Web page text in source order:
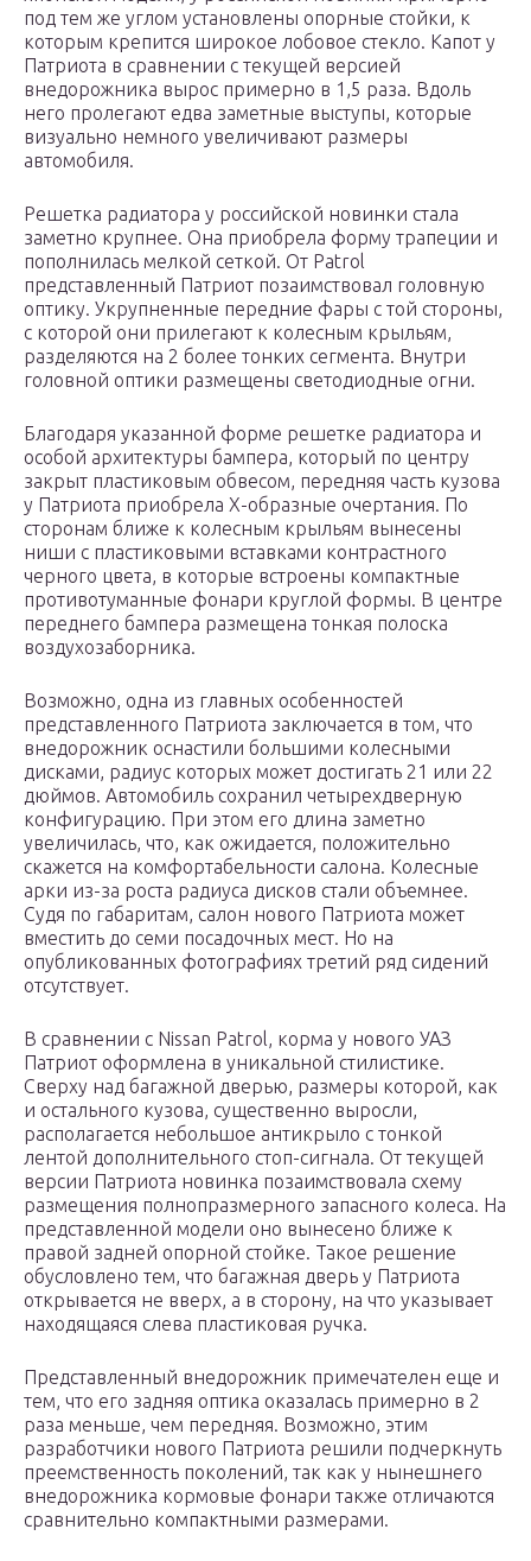
под тем же углом установлены опорные стойки, к
которым крепится широкое лобовое стекло. Капот у
Патриота в сравнении с текущей версией
внедорожника вырос примерно в 1,5 раза. Вдоль
него пролегают едва заметные выступы, которые
визуально немного увеличивают размеры
автомобиля.
Решетка радиатора у российской новинки стала
заметно крупнее. Она приобрела форму трапеции и
пополнилась мелкой сеткой. От Patrol
представленный Патриот позаимствовал головную
оптику. Укрупненные передние фары с той стороны,
с которой они прилегают к колесным крыльям,
разделяются на 2 более тонких сегмента. Внутри
головной оптики размещены светодиодные огни.
Благодаря указанной форме решетке радиатора и
особой архитектуры бампера, который по центру
закрыт пластиковым обвесом, передняя часть кузова
у Патриота приобрела Х-образные очертания. По
сторонам ближе к колесным крыльям вынесены
ниши с пластиковыми вставками контрастного
черного цвета, в которые встроены компактные
противотуманные фонари круглой формы. В центре
переднего бампера размещена тонкая полоска
воздухозаборника.
Возможно, одна из главных особенностей
представленного Патриота заключается в том, что
внедорожник оснастили большими колесными
дисками, радиус которых может достигать 21 или 22
дюймов. Автомобиль сохранил четырехдверную
конфигурацию. При этом его длина заметно
увеличилась, что, как ожидается, положительно
скажется на комфортабельности салона. Колесные
арки из-за роста радиуса дисков стали объемнее.
Судя по габаритам, салон нового Патриота может
вместить до семи посадочных мест. Но на
опубликованных фотографиях третий ряд сидений
отсутствует.
В сравнении с Nissan Patrol, корма у нового УАЗ
Патриот оформлена в уникальной стилистике.
Сверху над багажной дверью, размеры которой, как
и остального кузова, существенно выросли,
располагается небольшое антикрыло с тонкой
лентой дополнительного стоп-сигнала. От текущей
версии Патриота новинка позаимствовала схему
размещения полнопразмерного запасного колеса. На
представленной модели оно вынесено ближе к
правой задней опорной стойке. Такое решение
обусловлено тем, что багажная дверь у Патриота
открывается не вверх, а в сторону, на что указывает
находящаяся слева пластиковая ручка.
Представленный внедорожник примечателен еще и
тем, что его задняя оптика оказалась примерно в 2
раза меньше, чем передняя. Возможно, этим
разработчики нового Патриота решили подчеркнуть
преемственность поколений, так как у нынешнего
внедорожника кормовые фонари также отличаются
сравнительно компактными размерами.